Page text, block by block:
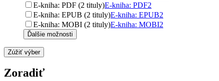
E-kniha: PDF (2 tituly)E-kniha: PDF2
E-kniha: EPUB (2 tituly)E-kniha: EPUB2
E-kniha: MOBI (2 tituly)E-kniha: MOBI2
Ďalšie možnosti
Zúžiť výber
Zoradiť